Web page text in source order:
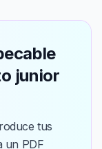
junior
tus
un PDF